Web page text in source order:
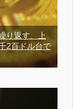
り返す、上
2百ドル台で